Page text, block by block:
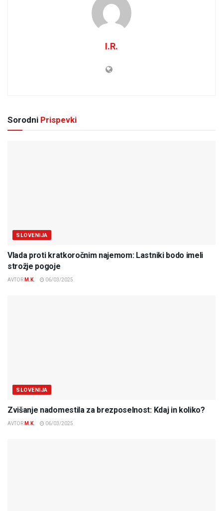
I.R.
Sorodni Prispevki
SLOVENIJA
Vlada proti kratkoročnim najemom: Lastniki bodo imeli
strožje pogoje
AVTOR M.K. 06/03/2025
SLOVENIJA
Zvišanje nadomestila za brezposelnost: Kdaj in koliko?
AVTOR M.K. 06/03/2025